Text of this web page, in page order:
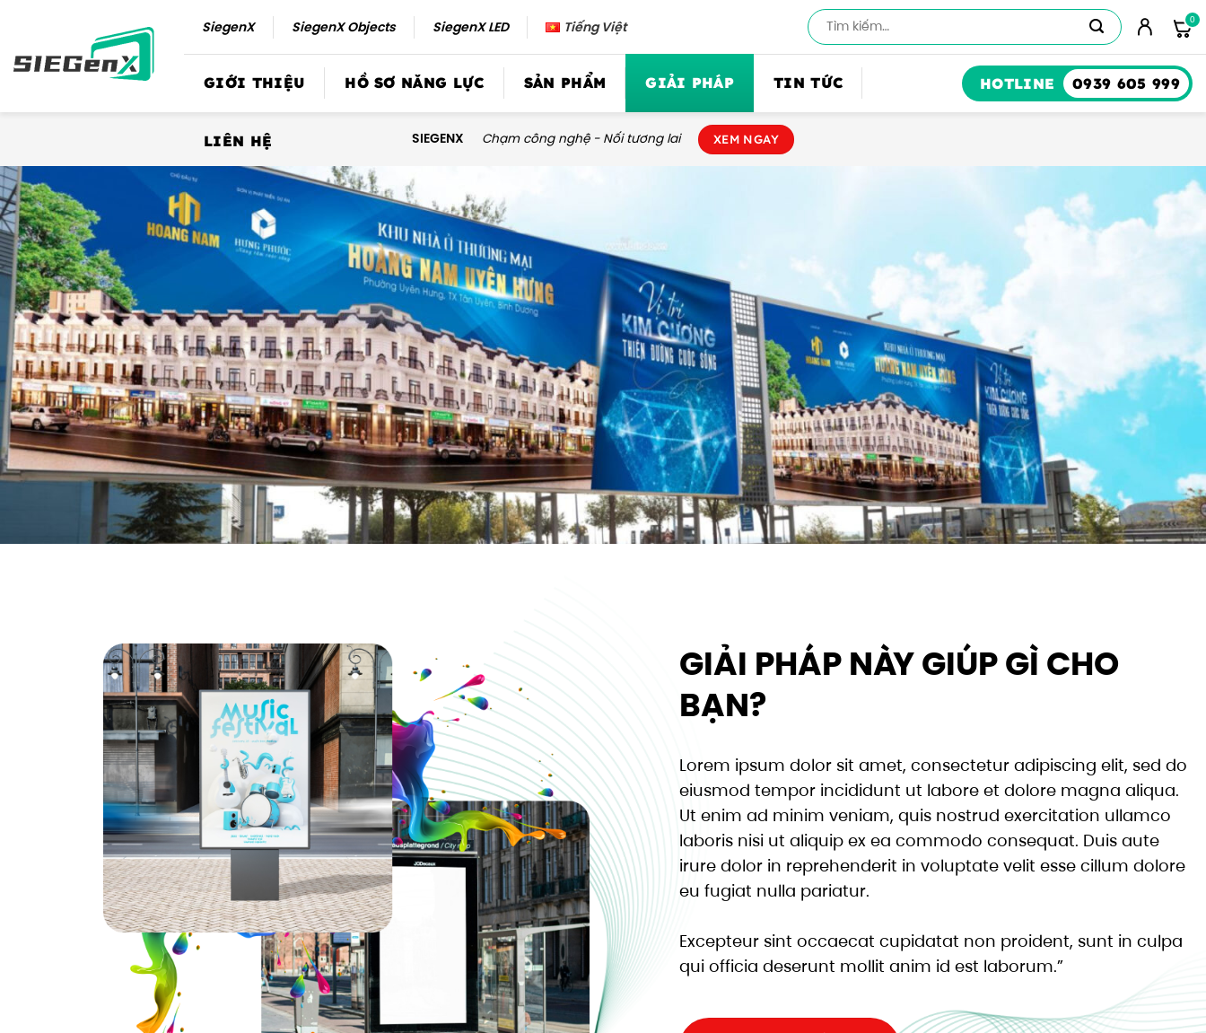
SiegenX SiegenX Objects SiegenX LED Tiếng Việt
Số
GIỚI THIỆU HỒ SƠ NĂNG LỰC SẢN PHẨM GIẢI PHÁP TIN TỨC
LIÊN HỆ
HOTLINE 0939 605 999
SIEGENX Chạm công nghệ - Nối tương lai XEM NGAY
GIẢI PHÁP NÀY GIÚP GÌ CHO
BẠN?
Lorem ipsum dolor sit amet, consectetur adipiscing elit, sed do
eiusmod tempor incididunt ut labore et dolore magna aliqua.
Ut enim ad minim veniam, quis nostrud exercitation ullamco
laboris nisi ut aliquip ex ea commodo consequat. Duis aute
irure dolor in reprehenderit in voluptate velit esse cillum dolore
eu fugiat nulla pariatur.
Excepteur sint occaecat cupidatat non proident, sunt in culpa
qui officia deserunt mollit anim id est laborum.”